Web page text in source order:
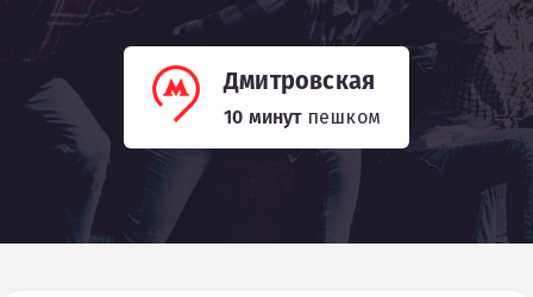
Дмитровская
10 минут пешком